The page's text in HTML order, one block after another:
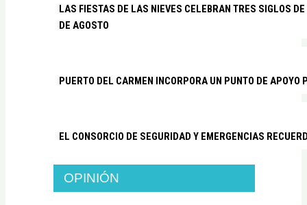
LAS FIESTAS DE LAS NIEVES CELEBRAN TRES SIGLOS
DE AGOSTO
PUERTO DEL CARMEN INCORPORA UN PUNTO DE
EL CONSORCIO DE SEGURIDAD Y EMERGENCIAS
OPINIÓN